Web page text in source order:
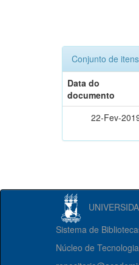
Conjunto de
Data do
documento
22-Fev-
Sistema de
Núcleo de